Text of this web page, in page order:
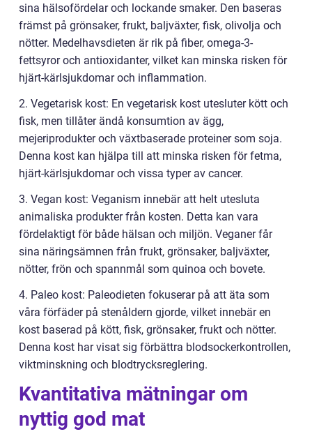
sina hälsofördelar och lockande smaker. Den baseras
främst på grönsaker, frukt, baljväxter, fisk, olivolja och
nötter. Medelhavsdieten är rik på fiber, omega-3-
fettsyror och antioxidanter, vilket kan minska risken för
hjärt-kärlsjukdomar och inflammation.
2. Vegetarisk kost: En vegetarisk kost utesluter kött och
fisk, men tillåter ändå konsumtion av ägg,
mejeriprodukter och växtbaserade proteiner som soja.
Denna kost kan hjälpa till att minska risken för fetma,
hjärt-kärlsjukdomar och vissa typer av cancer.
3. Vegan kost: Veganism innebär att helt utesluta
animaliska produkter från kosten. Detta kan vara
fördelaktigt för både hälsan och miljön. Veganer får
sina näringsämnen från frukt, grönsaker, baljväxter,
nötter, frön och spannmål som quinoa och bovete.
4. Paleo kost: Paleodieten fokuserar på att äta som
våra förfäder på stenåldern gjorde, vilket innebär en
kost baserad på kött, fisk, grönsaker, frukt och nötter.
Denna kost har visat sig förbättra blodsockerkontrollen,
viktminskning och blodtrycksreglering.
Kvantitativa mätningar om
nyttig god mat